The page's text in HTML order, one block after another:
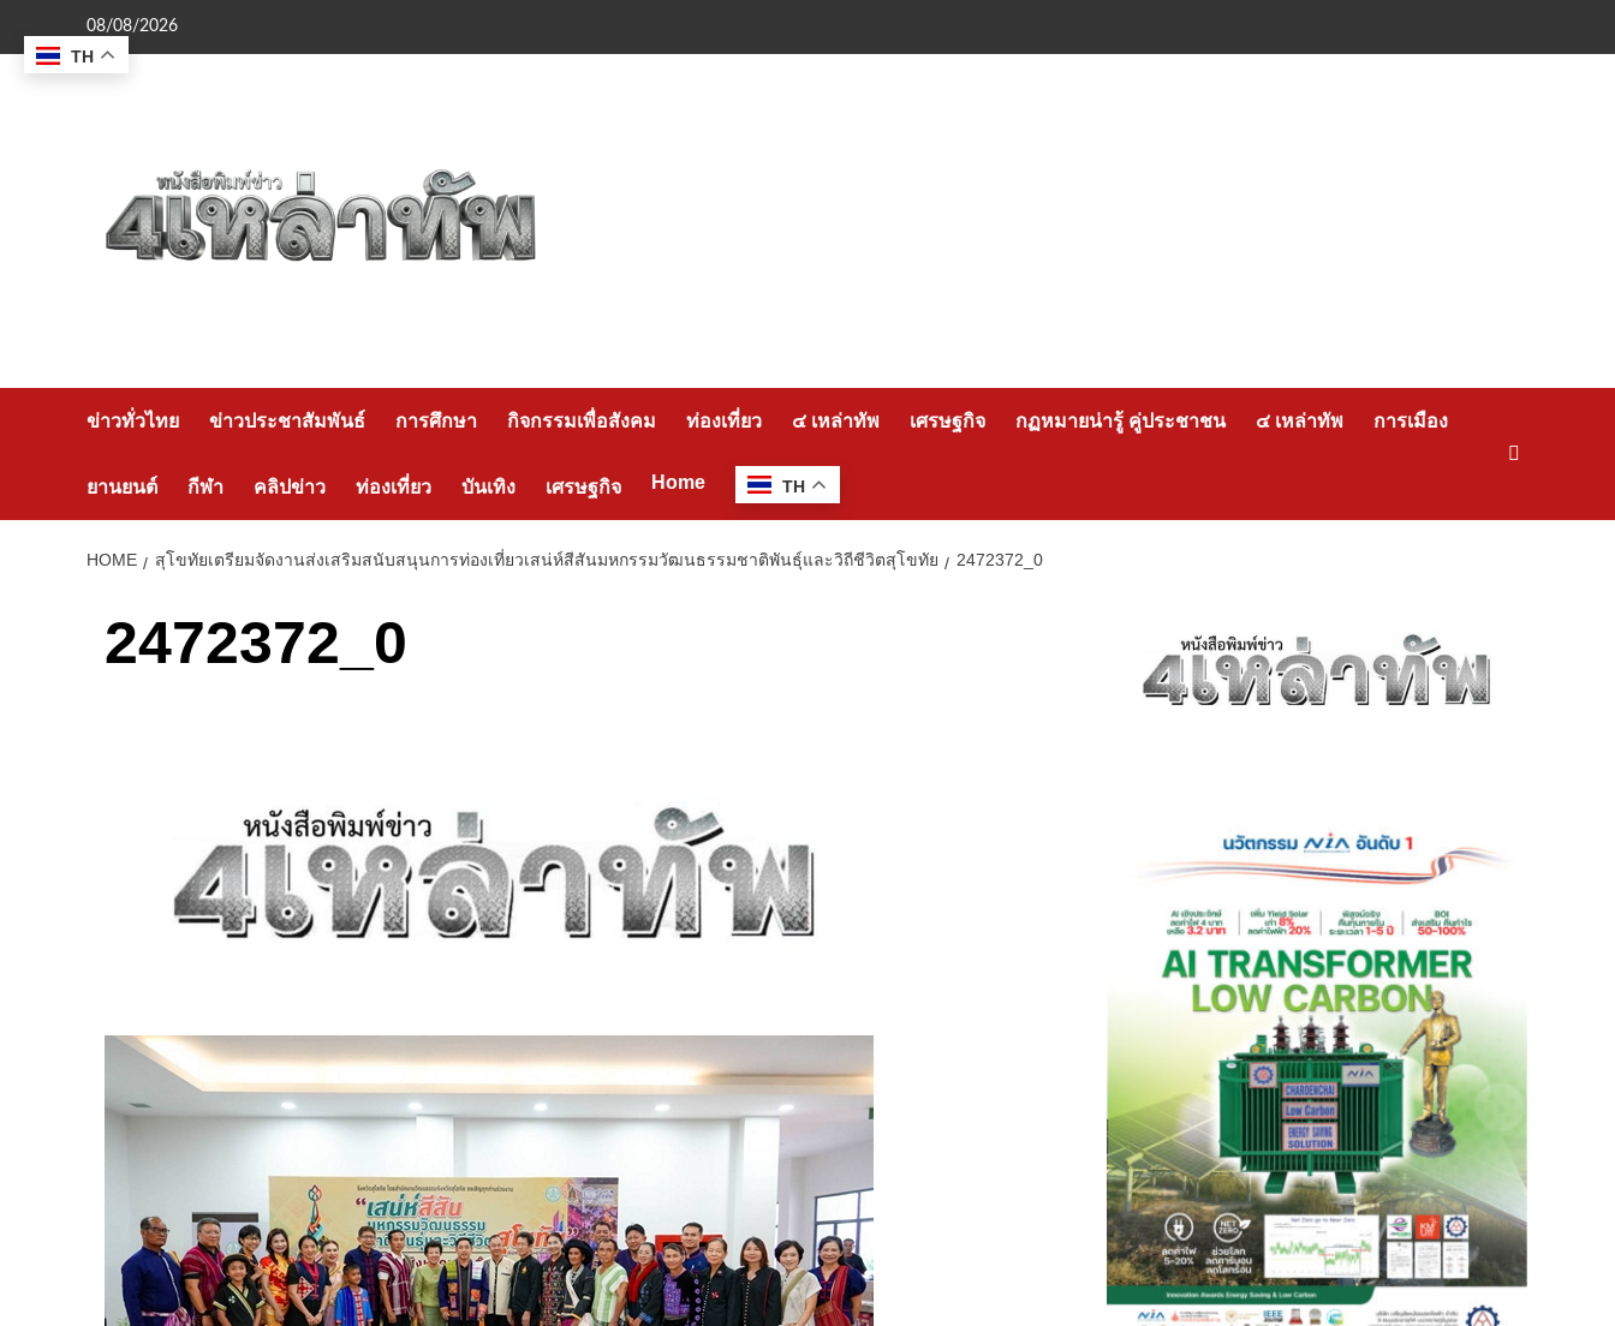
content
08/08/2026
ข่าวทั่วไทย ข่าวประชาสัมพันธ์ การศึกษา กิจกรรมเพื่อสังคม ท่องเที่ยว ๔ เหล่าทัพ เศรษฐกิจ กฏหมายน่ารู้ คู่ประชาชน ๔ เหล่าทัพ การเมือง
ยานยนต์ กีฬา คลิปข่าว ท่องเที่ยว บันเทิง เศรษฐกิจ Home TH
HOME สุโขทัยเตรียมจัดงานส่งเสริมสนับสนุนการท่องเที่ยวเสน่ห์สีสันมหกรรมวัฒนธรรมชาติพันธุ์และวิถีชีวิตสุโขทัย 2472372_0
2472372_0
TH